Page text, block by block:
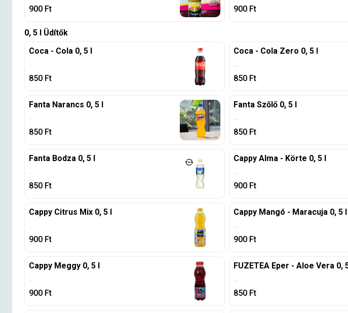
900 Ft 900 Ft
0, 5 l Üdítők
Coca - Cola 0, 5 l
...
850 Ft
Coca - Cola Zero 0, 5 l
...
850 Ft
Fanta Narancs 0, 5 l
...
850 Ft
Fanta Szőlő 0, 5 l
...
850 Ft
Fanta Bodza 0, 5 l
...
850 Ft
Cappy Alma - Körte 0, 5 l
...
900 Ft
Cappy Citrus Mix 0, 5 l
...
900 Ft
Cappy Mangó - Maracuja 0, 5 l
...
900 Ft
Cappy Meggy 0, 5 l
...
900 Ft
FUZETEA Eper - Aloe Vera 0, 5
...
850 Ft